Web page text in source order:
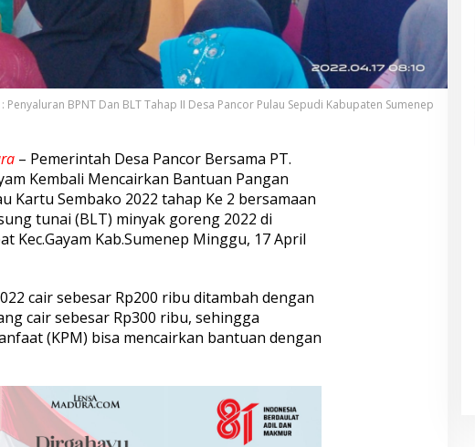
Penyaluran BPNT Dan BLT Tahap II Desa Pancor Pulau Sepudi Kabupaten Sumenep
– Pemerintah Desa Pancor Bersama PT.
Kembali Mencairkan Bantuan Pangan
Kartu Sembako 2022 tahap Ke 2 bersamaan
tunai (BLT) minyak goreng 2022 di
Kec.Gayam Kab.Sumenep Minggu, 17 April
cair sebesar Rp200 ribu ditambah dengan
cair sebesar Rp300 ribu, sehingga
(KPM) bisa mencairkan bantuan dengan